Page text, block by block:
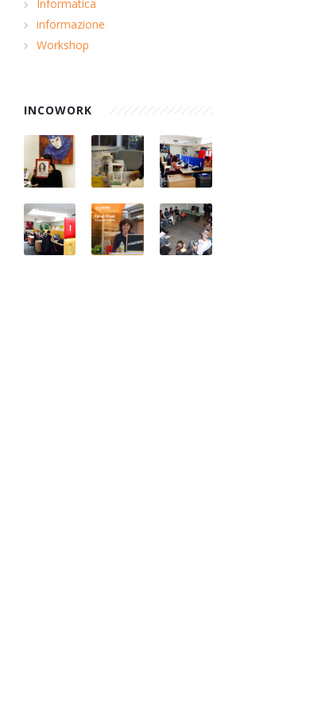
Informatica
informazione
Workshop
INCOWORK